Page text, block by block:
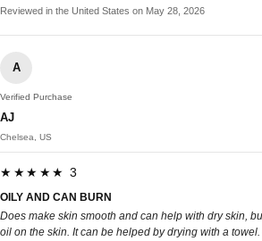
Reviewed in the United States on May 28, 2026
A
Verified Purchase
AJ
Chelsea, US
★★★★★ 3
OILY AND CAN BURN
Does make skin smooth and can help with dry skin,
oil on the skin. It can be helped by drying with a